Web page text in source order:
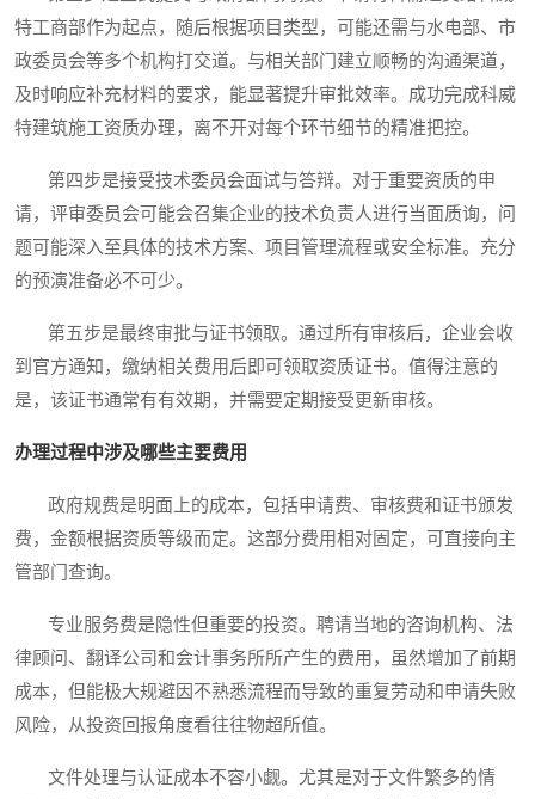
特工商部作为起点，随后根据项目类型，可能还需与水电部、市
政委员会等多个机构打交道。与相关部门建立顺畅的沟通渠道，
及时响应补充材料的要求，能显著提升审批效率。成功完成科威
特建筑施工资质办理，离不开对每个环节细节的精准把控。
第四步是接受技术委员会面试与答辩。对于重要资质的申
请，评审委员会可能会召集企业的技术负责人进行当面质询，问
题可能深入至具体的技术方案、项目管理流程或安全标准。充分
的预演准备必不可少。
第五步是最终审批与证书领取。通过所有审核后，企业会收
到官方通知，缴纳相关费用后即可领取资质证书。值得注意的
是，该证书通常有有效期，并需要定期接受更新审核。
办理过程中涉及哪些主要费用
政府规费是明面上的成本，包括申请费、审核费和证书颁发
费，金额根据资质等级而定。这部分费用相对固定，可直接向主
管部门查询。
专业服务费是隐性但重要的投资。聘请当地的咨询机构、法
律顾问、翻译公司和会计事务所所产生的费用，虽然增加了前期
成本，但能极大规避因不熟悉流程而导致的重复劳动和申请失败
风险，从投资回报角度看往往物超所值。
文件处理与认证成本不容小觑。尤其是对于文件繁多的情